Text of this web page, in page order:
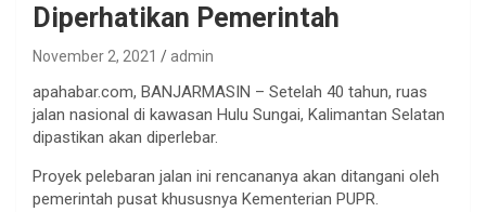
Diperhatikan Pemerintah
November 2, 2021 admin
apahabar.com, BANJARMASIN – Setelah 40 tahun, ruas
jalan nasional di kawasan Hulu Sungai, Kalimantan Selatan
dipastikan akan diperlebar.
Proyek pelebaran jalan ini rencananya akan ditangani oleh
pemerintah pusat khususnya Kementerian PUPR.